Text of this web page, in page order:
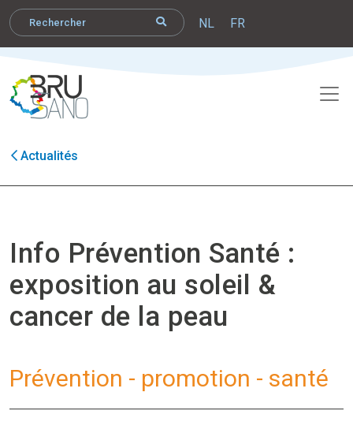
NL FR
Actualités
Info Prévention Santé :
exposition au soleil &
cancer de la peau
Prévention - promotion - santé